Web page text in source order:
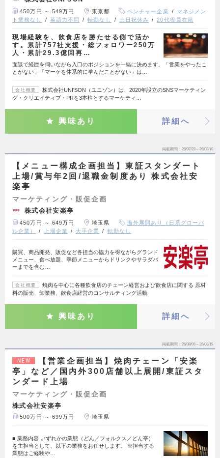
450万円 ～ 549万円 東京都 ベンチャー企業
マネジメン
ト業務なし
英語力不問 転勤なし 土日祝休み 20代役員在籍
現場経験を、飲食店を勝たせる側で活か
す。累計757社支援・総フォロワー250万
人・累計29.3億回再…
面談で経歴を伺いながら入口のポジションを一緒に決めます。「営業をやったこ
とがない」「マーケを体系的に学んだことがない」は…
会社概要
株式会社UNI'SON（ユニゾン）は、2020年設立のSNSマーケティン
グ・クリエイティブ・PRを3本柱とするマーケティ…
興味あり 詳細へ
掲載期間 26/07/28～26/08/10
【メニュー構成企画担当】東証スタンダート
上場/賞与年2回/退職金制度あり 株式会社安
楽亭
マーケティング・販促企画
株式会社安楽亭
450万円 ～ 649万円 埼玉県
海外展開あり（日系グローバ
ル企業）
上場企業 大手企業 転勤なし
購買、商品開発、販促など各担当の協力を得ながらグランド
メニュー、食べ放題、季節メニューからドリンクやサラダバ
ーまでを含む…
会社概要
焼肉を中心に各種飲食店のチェーン経営および飲食店に関する 原材
料の販売、卸業務、飲食店経営のコンサルティング活動
興味あり 詳細へ
掲載期間 26/08/06～26/08/19
NEW
【営業企画担当】焼肉チェーン「安楽
亭」など／国内外300店舗以上展開/東証スタ
ンダード上場
マーケティング・販促企画
株式会社安楽亭
500万円 ～ 699万円 埼玉県
■ 業務内容 いずれかの業態（どん／フォルクス／どん亭）
を主担当として、以下の業務をお任せします。 ※担当する
業態はご経験や…